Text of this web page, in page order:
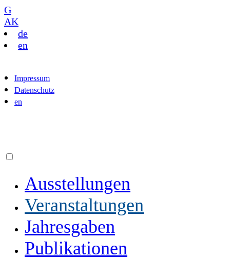
G
AK
de
en
Impressum
Datenschutz
en
Ausstellungen
Veranstaltungen
Jahresgaben
Publikationen